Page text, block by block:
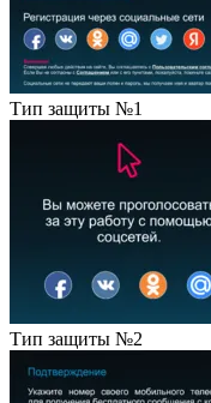
Тип защиты №1
Тип защиты №2